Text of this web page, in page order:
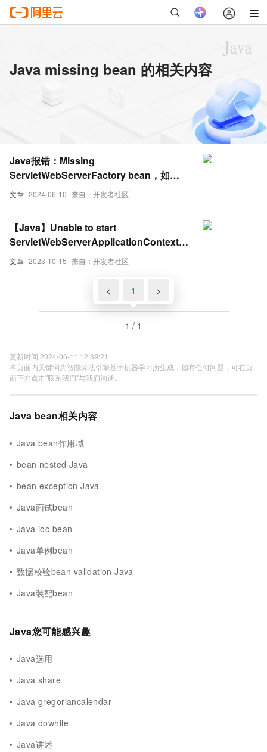
Java missing bean 的相关内容
文章 2024-06-10 来自：开发者社区
Java报错：Missing
ServletWebServerFactory bean，如何
解决
文章 2023-10-15 来自：开发者社区
【Java】Unable to start
ServletWebServerApplicationContext
due to missing
< 1 >
1 / 1
更新时间 2024-06-11 12:39:21
本页面内关键词为智能算法引擎基于机器学习所生成，如有任何问题，可在页
面下方点击"联系我们"与我们沟通。
Java bean相关内容
Java bean作用域
bean nested Java
bean exception Java
Java面试bean
Java ioc bean
Java单例bean
数据校验bean validation Java
Java装配bean
Java您可能感兴趣
Java选用
Java share
Java gregoriancalendar
Java dowhile
Java讲述